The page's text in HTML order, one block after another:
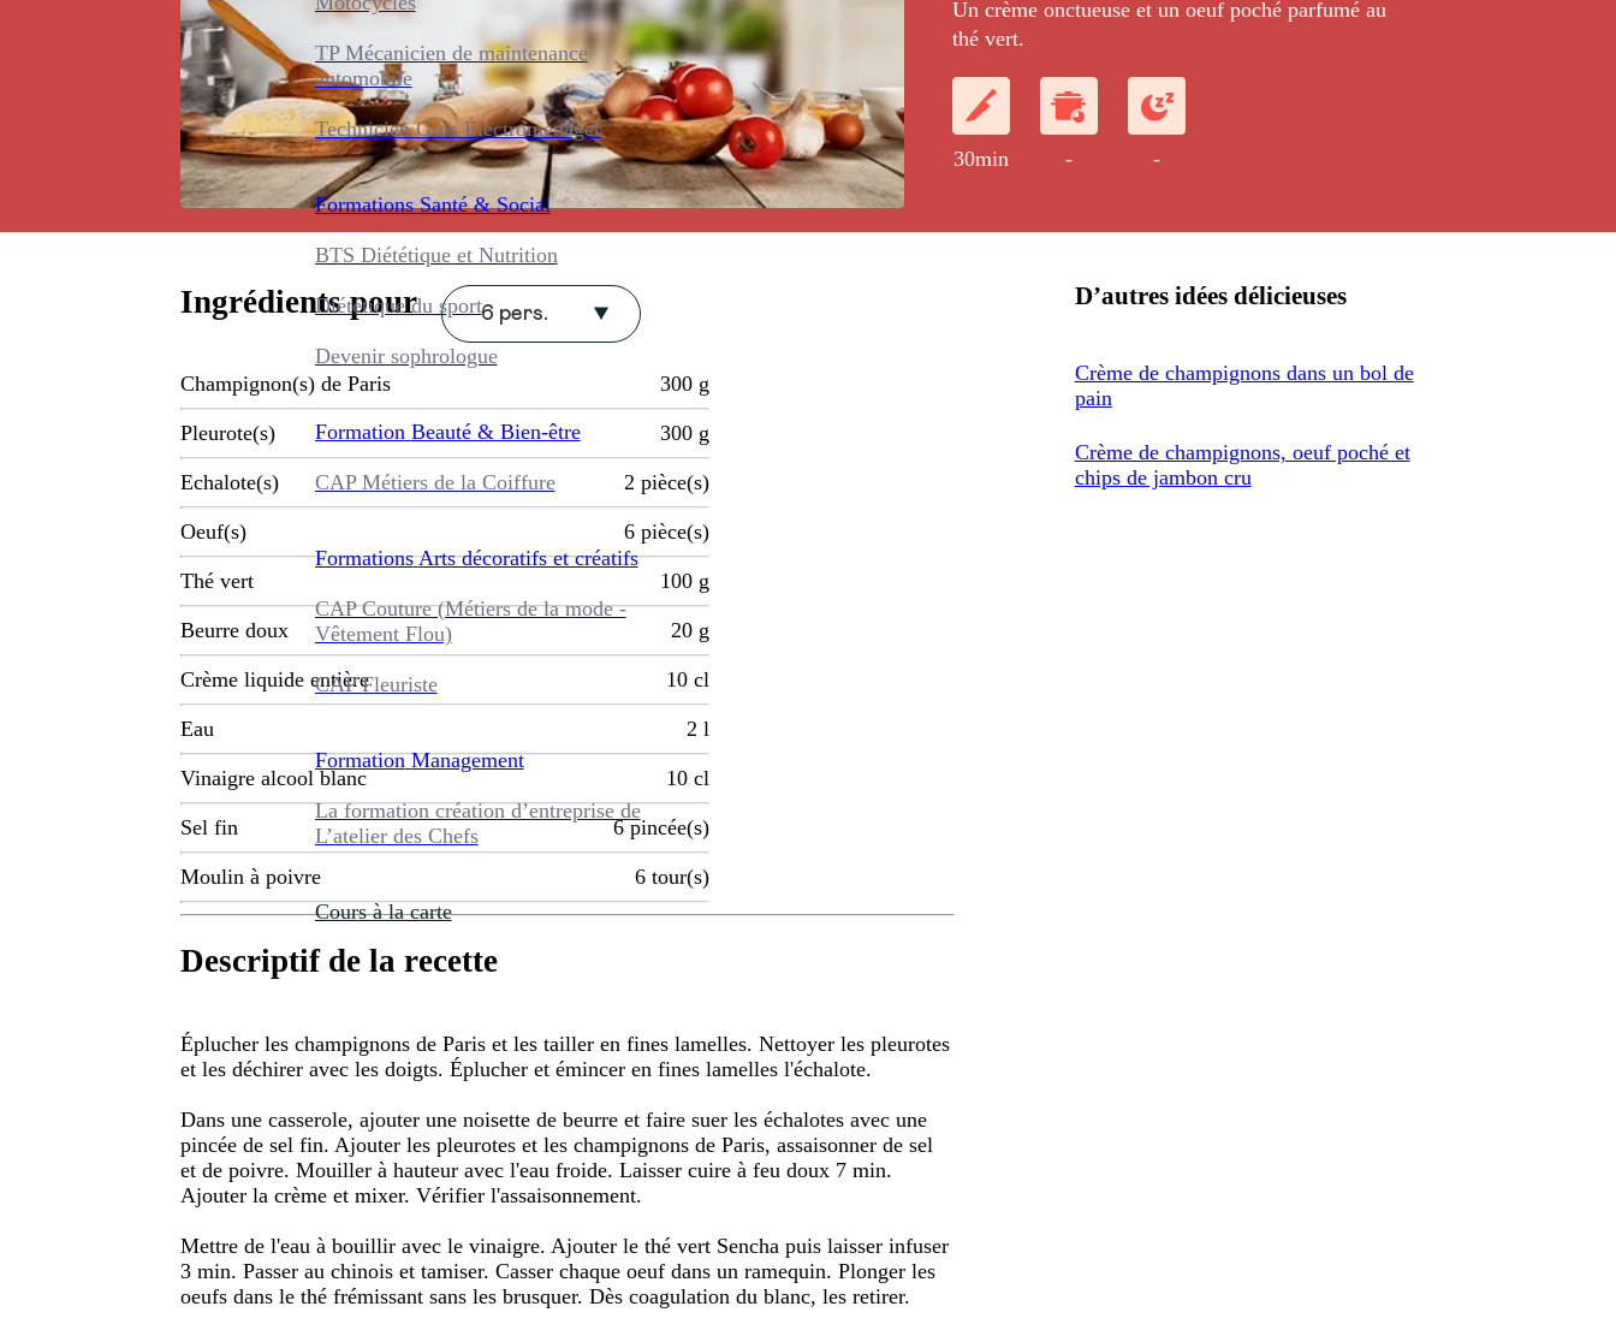
TP Mécanicien de maintenance
automobile
Technicien Gros Électroménager
Formations Santé & Social
BTS Diététique et Nutrition
Diététique du sport
Devenir sophrologue
Formation Beauté & Bien-être
CAP Métiers de la Coiffure
Formations Arts décoratifs et créatifs
CAP Couture (Métiers de la mode -
Vêtement Flou)
CAP Fleuriste
Formation Management
La formation création d’entreprise de
L’atelier des Chefs
Cours à la carte
Un crème onctueuse et un oeuf poché parfumé au
thé vert.
30min - -
Ingrédients pour 6 pers.
Champignon(s) de Paris 300 g
Pleurote(s) 300 g
Echalote(s) 2 pièce(s)
Oeuf(s) 6 pièce(s)
Thé vert 100 g
Beurre doux 20 g
Crème liquide entière 10 cl
Eau 2 l
Vinaigre alcool blanc 10 cl
Sel fin 6 pincée(s)
Moulin à poivre 6 tour(s)
Descriptif de la recette
Éplucher les champignons de Paris et les tailler en fines lamelles. Nettoyer les pleurotes
et les déchirer avec les doigts. Éplucher et émincer en fines lamelles l'échalote.
Dans une casserole, ajouter une noisette de beurre et faire suer les échalotes avec une
pincée de sel fin. Ajouter les pleurotes et les champignons de Paris, assaisonner de sel
et de poivre. Mouiller à hauteur avec l'eau froide. Laisser cuire à feu doux 7 min.
Ajouter la crème et mixer. Vérifier l'assaisonnement.
Mettre de l'eau à bouillir avec le vinaigre. Ajouter le thé vert Sencha puis laisser infuser
3 min. Passer au chinois et tamiser. Casser chaque oeuf dans un ramequin. Plonger les
oeufs dans le thé frémissant sans les brusquer. Dès coagulation du blanc, les retirer.
D’autres idées délicieuses
Crème de champignons dans un bol de
pain
Crème de champignons, oeuf poché et
chips de jambon cru